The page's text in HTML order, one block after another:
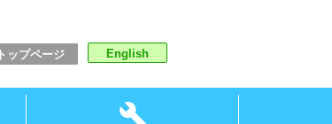
トップページ English